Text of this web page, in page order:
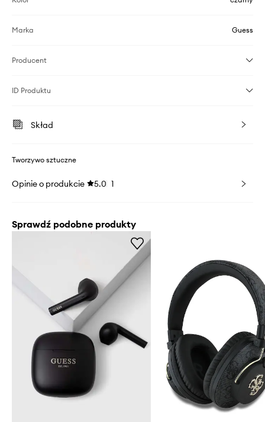
Marka Guess
Producent
ID Produktu
Skład
Tworzywo sztuczne
Opinie o produkcie 5.0 1
Sprawdź podobne produkty